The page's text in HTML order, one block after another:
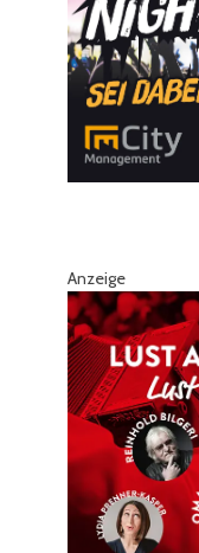
Anzeige